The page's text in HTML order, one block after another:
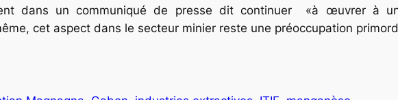
dans un communiqué de presse dit continuer «à œuvrer à
cet aspect dans le secteur minier reste une préoccupation